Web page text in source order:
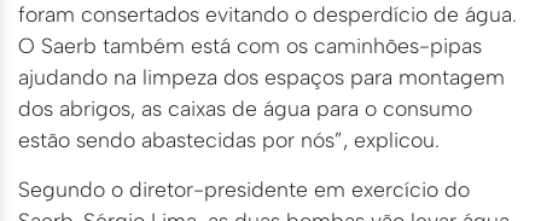
foram consertados evitando o desperdício de água.
O Saerb também está com os caminhões-pipas
ajudando na limpeza dos espaços para montagem
dos abrigos, as caixas de água para o consumo
estão sendo abastecidas por nós”, explicou.
Segundo o diretor-presidente em exercício do